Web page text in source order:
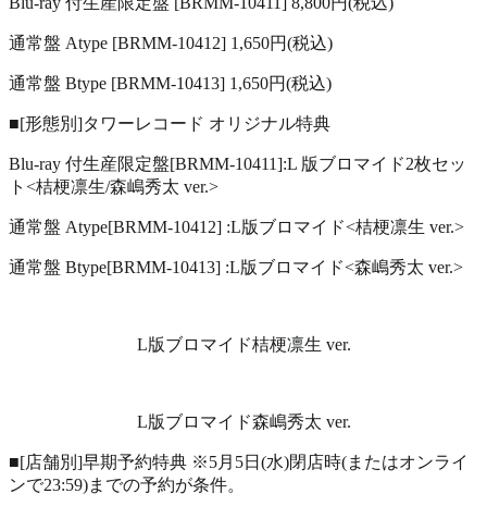
通常盤 Atype [BRMM-10412] 1,650円(税込)
通常盤 Btype [BRMM-10413] 1,650円(税込)
■[形態別]タワーレコード オリジナル特典
Blu-ray 付生産限定盤[BRMM-10411]:L 版ブロマイド2枚セッ
ト<桔梗凛生/森嶋秀太 ver.>
通常盤 Atype[BRMM-10412] :L版ブロマイド<桔梗凛生 ver.>
通常盤 Btype[BRMM-10413] :L版ブロマイド<森嶋秀太 ver.>
L版ブロマイド桔梗凛生 ver.
L版ブロマイド森嶋秀太 ver.
■[店舗別]早期予約特典 ※5月5日(水)閉店時(またはオンライ
ンで23:59)までの予約が条件。